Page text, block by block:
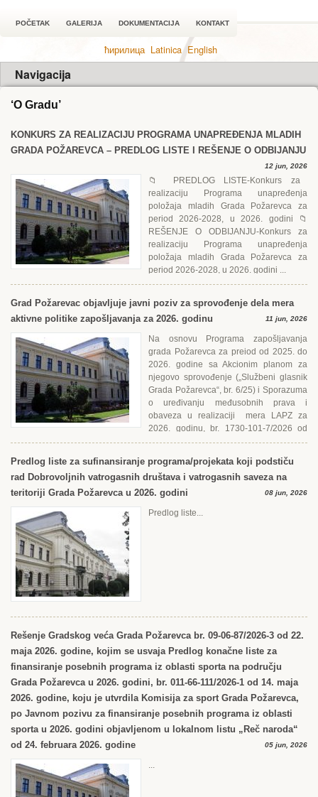
POČETAK GALERIJA DOKUMENTACIJA KONTAKT
ћирилица Latinica English
Navigacija
‘O Gradu’
KONKURS ZA RЕALIZACIJU PROGRAMA UNAPRЕĐЕNJA MLADIH
GRADA POŽARЕVCA – PRЕDLOG LISTЕ I RЕŠЕNJЕ O ODBIJANJU
12 jun, 2026
📁 PRЕDLOG LISTЕ-Konkurs za
realizaciju Programa unapređenja
položaja mladih Grada Požarevca za
period 2026-2028, u 2026. godini 📁
RЕŠЕNJЕ O ODBIJANJU-Konkurs za
realizaciju Programa unapređenja
položaja mladih Grada Požarevca za
period 2026-2028, u 2026. godini ...
Grad Požarevac objavljuje javni poziv za sprovođenje dela mera
aktivne politike zapošljavanja za 2026. godinu
11 jun, 2026
Na osnovu Programa zapošljavanja
grada Požarevca za preiod od 2025. do
2026. godine sa Akcionim planom za
njegovo sprovođenje („Službeni glasnik
Grada Požarevca“, br. 6/25) i Sporazuma
o uređivanju međusobnih prava i
obaveza u realizaciji mera LAPZ za
2026. godinu, br. 1730-101-7/2026 od
30.04.2026. godine...
Predlog liste za sufinansiranje programa/projekata koji podstiču
rad Dobrovoljnih vatrogasnih društava i vatrogasnih saveza na
teritoriji Grada Požarevca u 2026. godini
08 jun, 2026
Predlog liste...
Rešenje Gradskog veća Grada Požarevca br. 09-06-87/2026-3 od 22.
maja 2026. godine, kojim se usvaja Predlog konačne liste za
finansiranje posebnih programa iz oblasti sporta na području
Grada Požarevca u 2026. godini, br. 011-66-111/2026-1 od 14. maja
2026. godine, koju je utvrdila Komisija za sport Grada Požarevca,
po Javnom pozivu za finansiranje posebnih programa iz oblasti
sporta u 2026. godini objavljenom u lokalnom listu „Reč naroda“
od 24. februara 2026. godine
05 jun, 2026
...